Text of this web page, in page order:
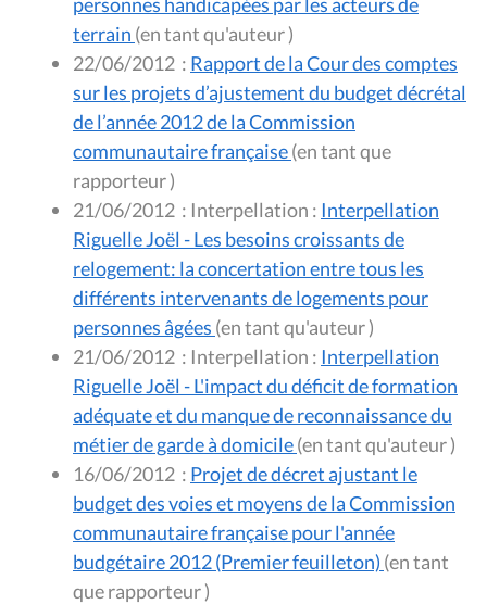
terrain
(en tant qu'auteur )
22/06/2012 : Rapport de la Cour des comptes
sur les projets d’ajustement du budget décrétal
de l’année 2012 de la Commission
communautaire française(en tant que
rapporteur )
21/06/2012 : Interpellation : Interpellation
Riguelle Joël - Les besoins croissants de
relogement: la concertation entre tous les
différents intervenants de logements pour
personnes âgées
(en tant qu'auteur )
21/06/2012 : Interpellation : Interpellation
Riguelle Joël - L'impact du déficit de formation
adéquate et du manque de reconnaissance du
métier de garde à domicile
(en tant qu'auteur )
16/06/2012 : Projet de décret ajustant le
budget des voies et moyens de la Commission
communautaire française pour l'année
budgétaire 2012 (Premier feuilleton) (en tant
que rapporteur )